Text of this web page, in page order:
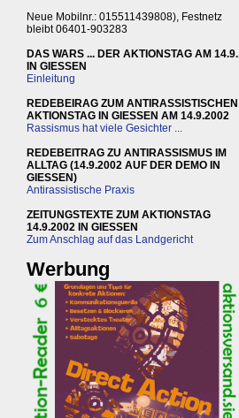
Neue Mobilnr.: 015511439808), Festnetz
bleibt 06401-903283
DAS WARS ... DER AKTIONSTAG AM 14.9.
IN GIESSEN
Einleitung
REDEBEIRAG ZUM ANTIRASSISTISCHEN
AKTIONSTAG IN GIESSEN AM 14.9.2002
Rassismus hat viele Gesichter ...
REDEBEITRAG ZU ANTIRASSISMUS IM
ALLTAG (14.9.2002 AUF DER DEMO IN
GIESSEN)
Antirassistische Praxis
ZEITUNGSTEXTE ZUM AKTIONSTAG
14.9.2002 IN GIESSEN
Zum Anschlag auf das Landgericht
Werbung